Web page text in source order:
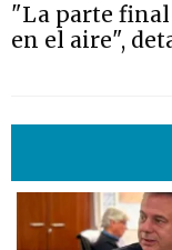
"La parte
en el aire",